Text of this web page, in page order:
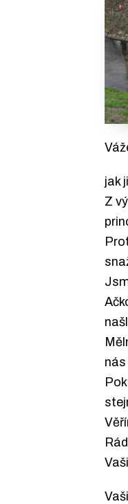
jak
Z